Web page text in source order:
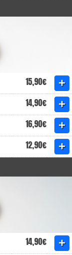
15,90€
14,90€
16,90€
12,90€
14,90€